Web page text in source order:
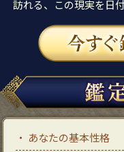
訪れる、この現実を日
あなたの基本性格